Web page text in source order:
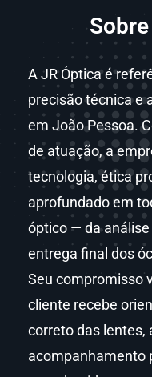
A JR Óptica é
precisão técnica e
em João Pessoa.
de atuação, a
tecnologia, ética
aprofundado em
óptico — da
entrega final dos
Seu compromisso
cliente recebe
correto das lentes,
acompanhamento